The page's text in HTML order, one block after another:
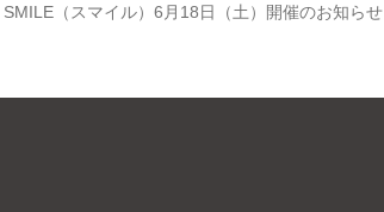
（スマイル）6月18日（土）開催のお知らせ